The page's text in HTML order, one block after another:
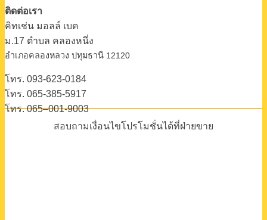
ติดต่อเรา
คิทเช่น มอลล์ เบค
ม.17 ตําบล คลองหนึ่ง
อําเภอคลองหลวง ปทุมธานี 12120
โทร. 093-623-0184
โทร. 065-385-5917
โทร. 065–001-9003
สอบถามเงื่อนไขโปรโมชั่นได้ที่ฝ่ายขาย